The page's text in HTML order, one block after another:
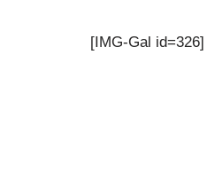
[IMG-Gal id=326]